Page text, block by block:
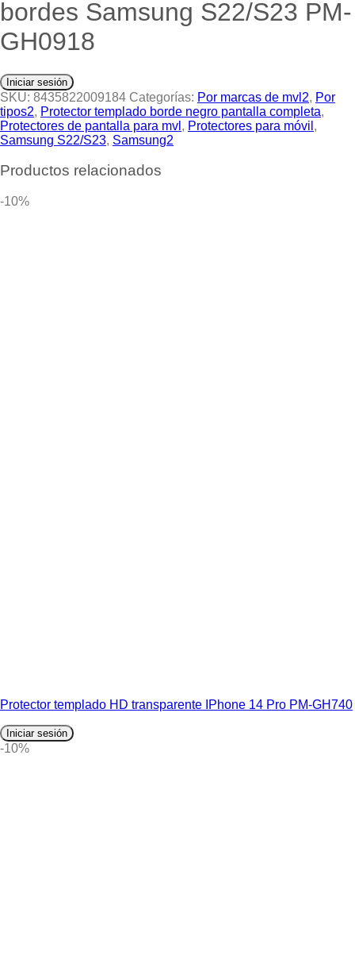
bordes Samsung S22/S23 PM-
GH0918
Iniciar sesión
SKU: 8435822009184 Categorías: Por marcas de mvl2, Por
tipos2, Protector templado borde negro pantalla completa,
Protectores de pantalla para mvl , Protectores para móvil ,
Samsung S22/S23, Samsung2
Productos relacionados
-10%
Protector templado HD transparente IPhone 14 Pro PM-GH740
Iniciar sesión
-10%